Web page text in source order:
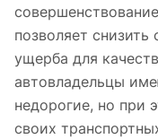
позволяет
ущерба для
автовладельцы
недорогие, но при
своих